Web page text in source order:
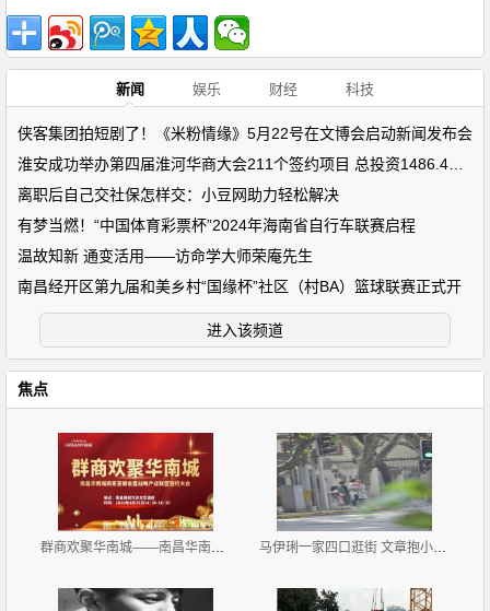
新闻 娱乐 财经 科技
侠客集团拍短剧了！《米粉情缘》5月22号在文博会启动新闻发布会
离职后自己交社保怎样交：小豆网助力轻松解决
有梦当燃！“中国体育彩票杯”2024年海南省自行车联赛启程
温故知新 通变活用——访命学大师荣庵先生
南昌经开区第九届和美乡村“国缘杯”社区（村BA）篮球联赛正式开
进入该频道
焦点
群商欢聚华南城——南昌华南城商家答谢会 暨战略产业 马伊琍一家四口逛街 文章抱小女儿过马路